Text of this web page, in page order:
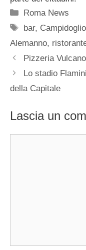
Categorie
Roma News
Tag
bar, Campidoglio
Alemanno,
Pizzeria
Lo stadio
della Capitale
Lascia un